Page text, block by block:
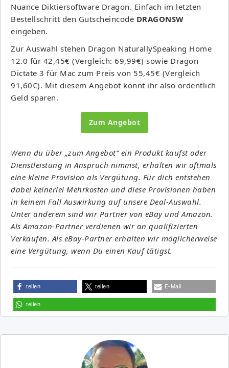
Nuance Diktiersoftware Dragon. Einfach im letzten
Bestellschritt den Gutscheincode DRAGONSW
eingeben.
Zur Auswahl stehen Dragon NaturallySpeaking Home
12.0 für 42,45€ (Vergleich: 69,99€) sowie Dragon
Dictate 3 für Mac zum Preis von 55,45€ (Vergleich
91,60€). Mit diesem Angebot könnt ihr also ordentlich
Geld sparen.
Zum Angebot
Wenn du über „zum Angebot“ ein Produkt kaufst oder
Dienstleistung in Anspruch nimmst, erhalten wir oftmals
eine kleine Provision als Vergütung. Für dich entstehen
dabei keinerlei Mehrkosten und diese Provisionen haben
in keinem Fall Auswirkung auf unsere Deal-Auswahl.
Unter anderem sind wir Partner von eBay und Amazon.
Als Amazon-Partner verdienen wir an qualifizierten
Verkäufen. Als eBay-Partner erhalten wir möglicherweise
eine Vergütung, wenn Du einen Kauf tätigst.
teilen teilen E-Mail
teilen